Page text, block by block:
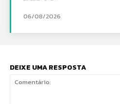
06/08/2026
DEIXE UMA RESPOSTA